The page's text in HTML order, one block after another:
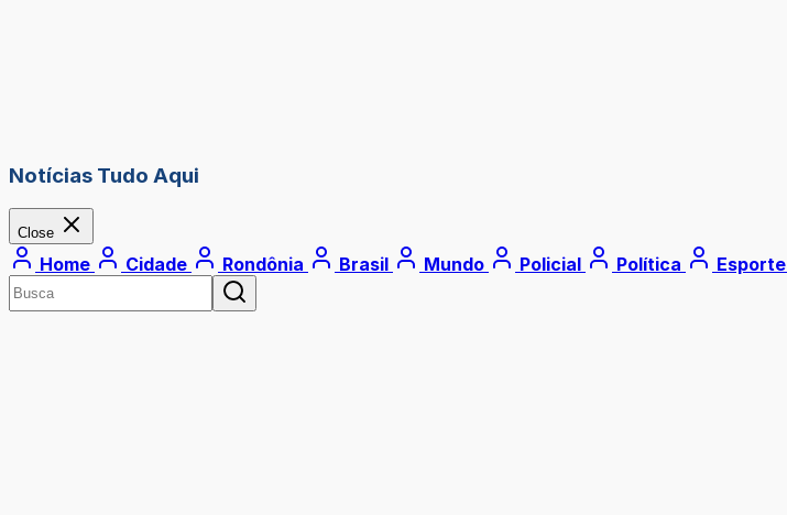
Notícias Tudo Aqui
Close
Home Cidade Rondônia Brasil Mundo Policial Política Esporte